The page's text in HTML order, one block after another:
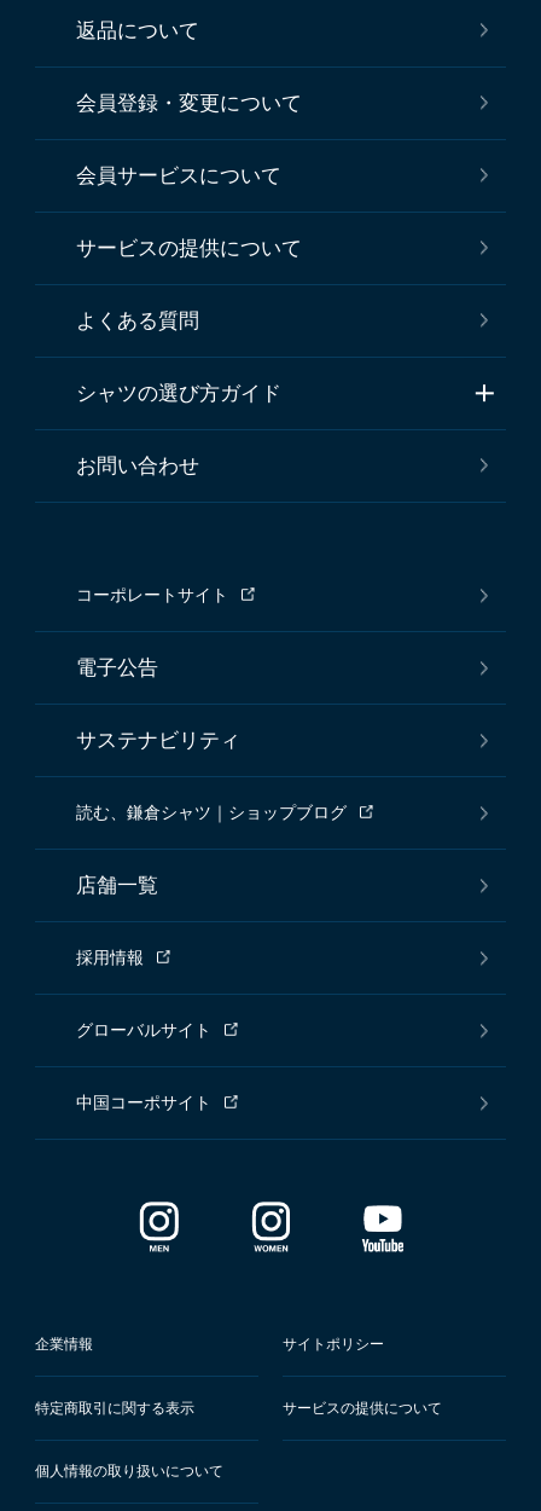
返品について
会員登録・変更について
会員サービスについて
サービスの提供について
よくある質問
シャツの選び方ガイド
お問い合わせ
コーポレートサイト
電子公告
サステナビリティ
読む、鎌倉シャツ｜ショップブログ
店舗一覧
採用情報
グローバルサイト
中国コーポサイト
企業情報 サイトポリシー
特定商取引に関する表示 サービスの提供について
個人情報の取り扱いについて